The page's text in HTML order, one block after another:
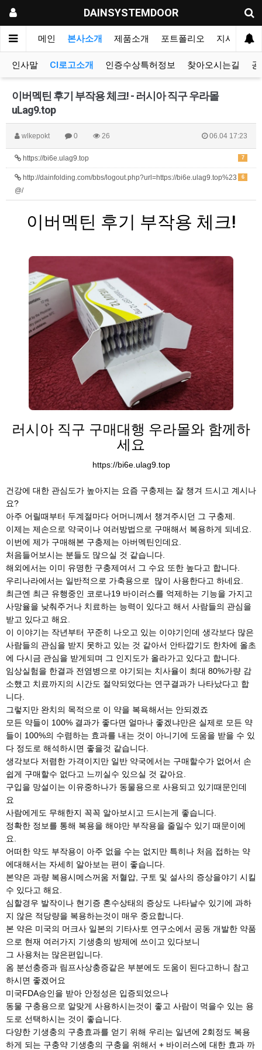
DAINSYSTEMDOOR
메인 본사소개 제품소개 포트폴리오 지사&대리
인사말 CI로고소개 인증수상특허정보 찾아오시는길
이버멕틴 후기 부작용 체크! - 러시아 직구 우라몰
uLag9.top
wlkepokt 0 26 06.04 17:23
7
https://bi6e.ulag9.top
6
http://dainfolding.com/bbs/logout.php?url=https://bi6e.ulag9.top%23
@/
이버멕틴 후기 부작용 체크!
러시아 직구 구매대행 우라몰와 함께하
세요
https://bi6e.ulag9.top
건강에 대한 관심도가 높아지는 요즘 구충제는 잘 챙겨 드시고 계시나
요?
아주 어릴때부터 두계절마다 어머니께서 챙겨주시던 그 구충제.
이제는 제손으로 약국이나 여러방법으로 구매해서 복용하게 되네요.
이번에 제가 구매해본 구충제는 아버멕틴인데요.
처음들어보시는 분들도 많으실 것 같습니다.
해외에서는 이미 유명한 구충제여서 그 수요 또한 높다고 합니다.
우리나라에서는 일반적으로 가축용으로 많이 사용한다고 하네요.
최근엔 최근 유행중인 코로나19 바이러스를 억제하는 기능을 가지고
사망율을 낮춰주거나 치료하는 능력이 있다고 해서 사람들의 관심을
받고 있다고 해요.
이 이야기는 작년부터 꾸준히 나오고 있는 이야기인데 생각보다 많은
사람들의 관심을 받지 못하고 있는 것 같아서 안타깝기도 한차에 올초
에 다시금 관심을 받게되며 그 인지도가 올라가고 있다고 합니다.
임상실험을 한결과 전염병으로 야기되는 치사율이 최대 80%가량 감
소했고 치료까지의 시간도 절약되었다는 연구결과가 나타났다고 합
니다.
그렇지만 완치의 목적으로 이 약을 복욕해서는 안되겠죠
모든 약들이 100% 결과가 좋다면 얼마나 좋겠냐만은 실제로 모든 약
들이 100%의 수렴하는 효과를 내는 것이 아니기에 도움을 받을 수 있
다 정도로 해석하시면 좋을것 같습니다.
생각보다 저렴한 가격이지만 일반 약국에서는 구매할수가 없어서 손
쉽게 구매할수 없다고 느끼실수 있으실 것 같아요.
구입을 망설이는 이유중하나가 동물용으로 사용되고 있기때문인데
요
사람에게도 무해한지 꼭꼭 알아보시고 드시는게 좋습니다.
정확한 정보를 통해 복용을 해야만 부작용을 줄일수 있기 때문이에
요.
어떠한 약도 부작용이 아주 없을 수는 없지만 특히나 처음 접하는 약
에대해서는 자세히 알아보는 편이 좋습니다.
본약은 과량 복용시메스꺼움 저혈압, 구토 및 설사의 증상을야기 시킬
수 있다고 해요.
심할경우 발작이나 현기증 혼수상태의 증상도 나타날수 있기에 과하
지 않은 적당량을 복용하는것이 매우 중요합니다.
본 약은 미국의 머크사 일본의 기타사토 연구소에서 공동 개발한 약품
으로 현재 여러가지 기생충의 방제에 쓰이고 있다보니
그 사용처는 많은편입니다.
옴 분선충증과 림프사상충증같은 부분에도 도움이 된다고하니 참고
하시면 좋겠어요
미국FDA승인을 받아 안정성은 입증되었으나
동물 구충용으로 알맞게 사용하시는것이 좋고 사람이 먹을수 있는 용
도로 선택하시는 것이 좋습니다.
다양한 기생충의 구충효과를 얻기 위해 우리는 일년에 2회정도 복용
하게 되는 구충약 기생충의 구충을 위해서 + 바이러스에 대한 효과 까